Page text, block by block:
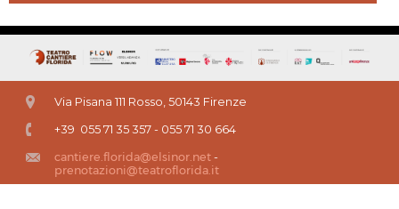
Via Pisana 111 Rosso, 50143 Firenze
+39 055 71 35 357 - 055 71 30 664
cantiere.florida@elsinor.net-
prenotazioni@teatroflorida.it